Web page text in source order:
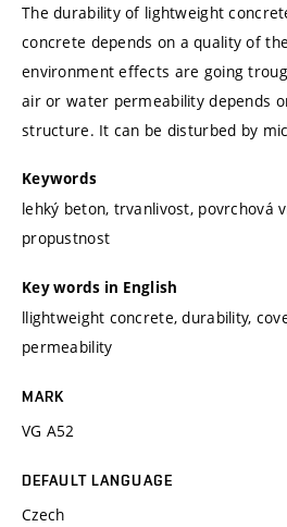
The durability of lightweight
concrete depends on a quality of
environment effects are going
air or water permeability depends
structure. It can be disturbed by
Keywords
lehký beton, trvanlivost, povrchová
propustnost
Key words in English
llightweight concrete, durability,
permeability
MARK
VG A52
DEFAULT LANGUAGE
Czech